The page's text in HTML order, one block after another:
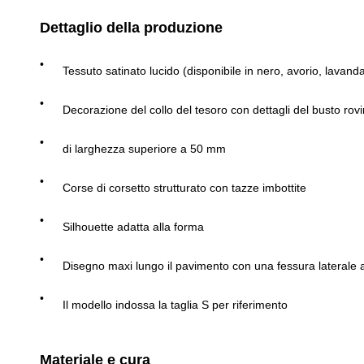
Dettaglio della produzione
Tessuto satinato lucido (disponibile in nero, avorio,
Decorazione del collo del tesoro con dettagli del busto
di larghezza superiore a 50 mm
Corse di corsetto strutturato con tazze imbottite
Silhouette adatta alla forma
Disegno maxi lungo il pavimento con una fessura laterale
Il modello indossa la taglia S per riferimento
Materiale e cura